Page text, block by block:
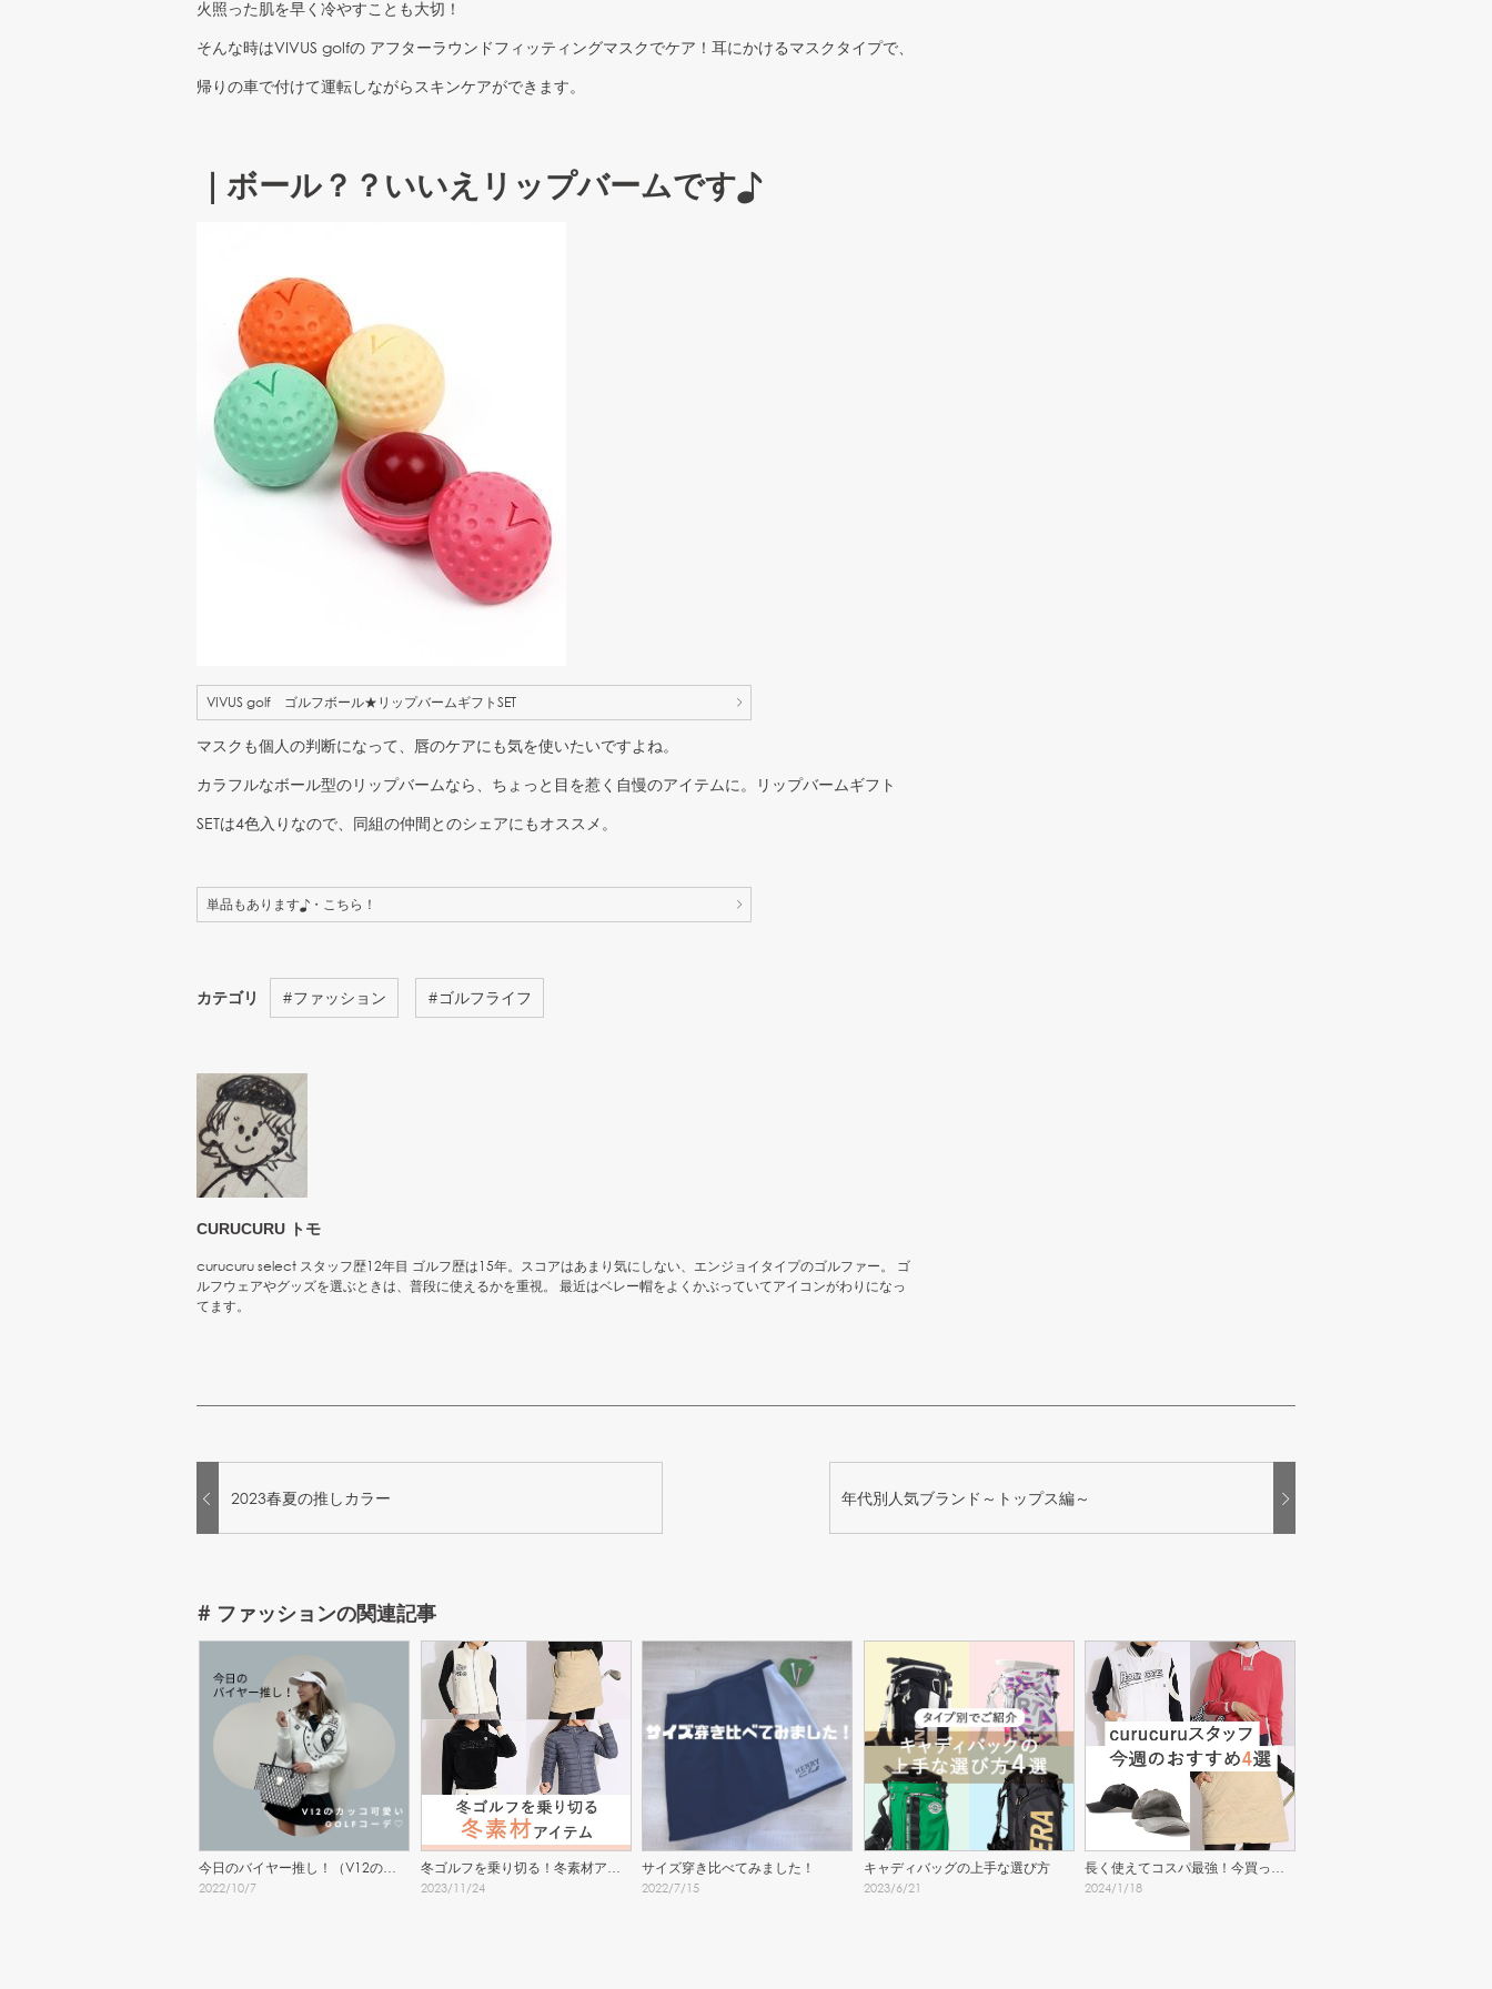
火照った肌を早く冷やすことも大切！
そんな時はVIVUS golfの アフターラウンドフィッティングマスクでケア！耳にかけるマスクタイプで、
帰りの車で付けて運転しながらスキンケアができます。
｜ボール？？いいえリップバームです♪
VIVUS golf ゴルフボール★リップバームギフトSET
マスクも個人の判断になって、唇のケアにも気を使いたいですよね。
カラフルなボール型のリップバームなら、ちょっと目を惹く自慢のアイテムに。リップバームギフト
SETは4色入りなので、同組の仲間とのシェアにもオススメ。
単品もあります♪・こちら！
カテゴリ #ファッション #ゴルフライフ
CURUCURU トモ
curucuru select スタッフ歴12年目 ゴルフ歴は15年。スコアはあまり気にしない、エンジョイタイプのゴルファー。 ゴ
ルフウェアやグッズを選ぶときは、普段に使えるかを重視。 最近はベレー帽をよくかぶっていてアイコンがわりになっ
てます。
2023春夏の推しカラー 年代別人気ブランド～トップス編～
# ファッションの関連記事
今日のバイヤー推し！（V12のカ
ッコ可愛いGOLFコーデ♡）
2022/10/7
冬ゴルフを乗り切る！冬素材アイ
テム
2023/11/24
サイズ穿き比べてみました！
2022/7/15
キャディバッグの上手な選び方
2023/6/21
長く使えてコスパ最強！今買って
おきたい5選
2024/1/18